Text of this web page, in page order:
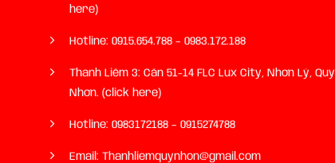
here)
Hotline: 0915.654.788 – 0983.172.188
Thanh Liêm 3: Căn 51-14 FLC Lux City, Nhơn Lý, Quy
Nhơn. (click here)
Hotline: 0983172188– 0915274788
Email: Thanhliemquynhon@gmail.com